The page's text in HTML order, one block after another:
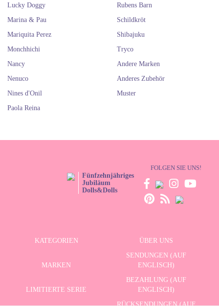
Lucky Doggy
Marina & Pau
Mariquita Perez
Monchhichi
Nancy
Nenuco
Nines d'Onil
Paola Reina
Rubens Barn
Schildkröt
Shibajuku
Tryco
Andere Marken
Anderes Zubehör
Muster
Fünfzehnjähriges
Jubiläum
Dolls&Dolls
FOLGEN SIE UNS!
KATEGORIEN ÜBER UNS
MARKEN
SENDUNGEN (AUF
ENGLISCH)
LIMITIERTE SERIE
BEZAHLUNG (AUF
ENGLISCH)
RÜCKSENDUNGEN (AUF